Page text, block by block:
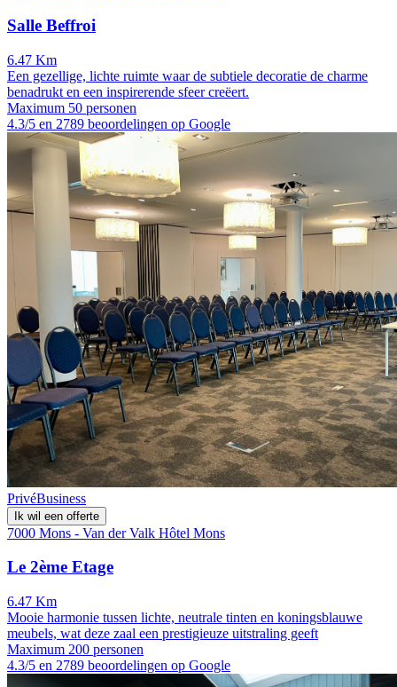
Salle Beffroi
6.47 Km
Een gezellige, lichte ruimte waar de subtiele decoratie de charme
benadrukt en een inspirerende sfeer creëert.
Maximum 50 personen
4.3/5 en 2789 beoordelingen op Google
PrivéBusiness
Ik wil een offerte
7000 Mons - Van der Valk Hôtel Mons
Le 2ème Etage
6.47 Km
Mooie harmonie tussen lichte, neutrale tinten en koningsblauwe
meubels, wat deze zaal een prestigieuze uitstraling geeft
Maximum 200 personen
4.3/5 en 2789 beoordelingen op Google